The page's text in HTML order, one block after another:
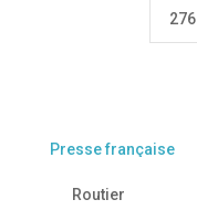
276
Presse française
Routier